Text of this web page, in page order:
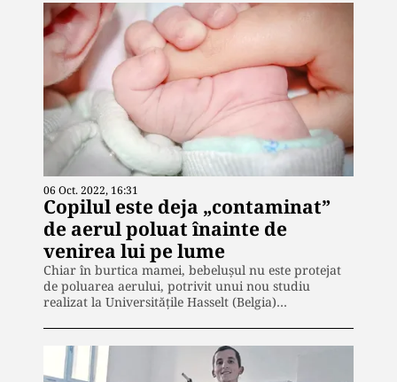
06 Oct. 2022, 16:31
Copilul este deja „contaminat”
de aerul poluat înainte de
venirea lui pe lume
Chiar în burtica mamei, bebelușul nu este protejat
de poluarea aerului, potrivit unui nou studiu
realizat la Universitățile Hasselt (Belgia)…